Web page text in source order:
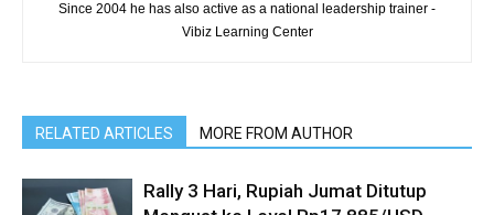
Since 2004 he has also active as a national leadership trainer -
Vibiz Learning Center
RELATED ARTICLES MORE FROM AUTHOR
Rally 3 Hari, Rupiah Jumat Ditutup